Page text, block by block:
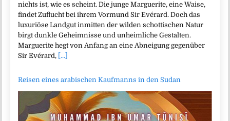
nichts ist, wie es scheint. Die junge Marguerite, eine Waise,
findet Zuflucht bei ihrem Vormund Sir Evérard. Doch das
luxuriöse Landgut inmitten der wilden schottischen Natur
birgt dunkle Geheimnisse und unheimliche Gestalten.
Marguerite hegt von Anfang an eine Abneigung gegenüber
Sir Evérard, [...]
Reisen eines arabischen Kaufmanns in den Sudan